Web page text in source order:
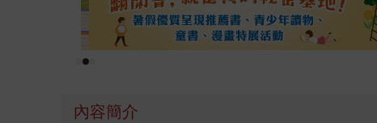
內容簡介